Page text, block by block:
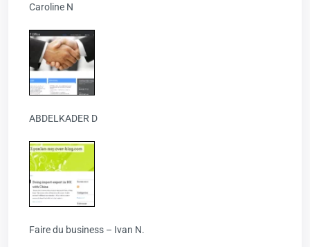
Caroline N
ABDELKADER D
Faire du business – Ivan N.